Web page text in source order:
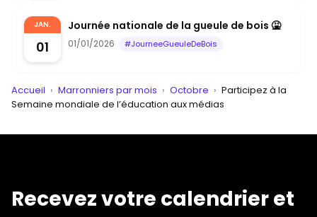
JAN.
01
Journée nationale de la gueule de bois 🤮
01/01/2026 #JourneeGueuleDeBois
Accueil › Marronniers par mois › Octobre › Participez à la
Semaine mondiale de l’éducation aux médias
Recevez votre calendrier et